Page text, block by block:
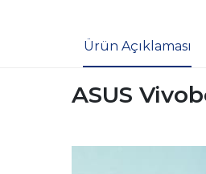
Ürün Açıklaması
ASUS